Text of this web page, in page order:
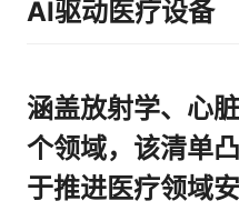
AI驱动医疗设备
涵盖放射学、心
个领域，该清单
于推进医疗领域